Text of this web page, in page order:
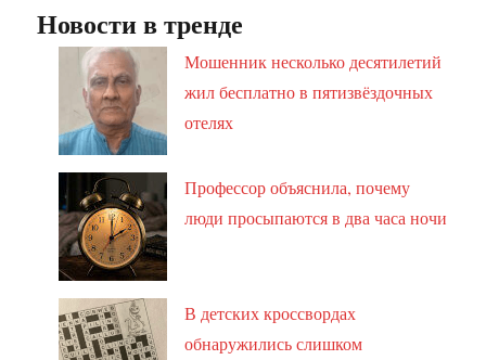
Новости в тренде
Мошенник несколько десятилетий
жил бесплатно в пятизвёздочных
отелях
Профессор объяснила, почему
люди просыпаются в два часа ночи
В детских кроссвордах
обнаружились слишком